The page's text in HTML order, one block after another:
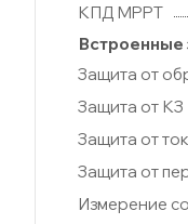
КПД MPPT
Встроенные
Защита от
Защита от КЗ
Защита от
Защита от
Измерение